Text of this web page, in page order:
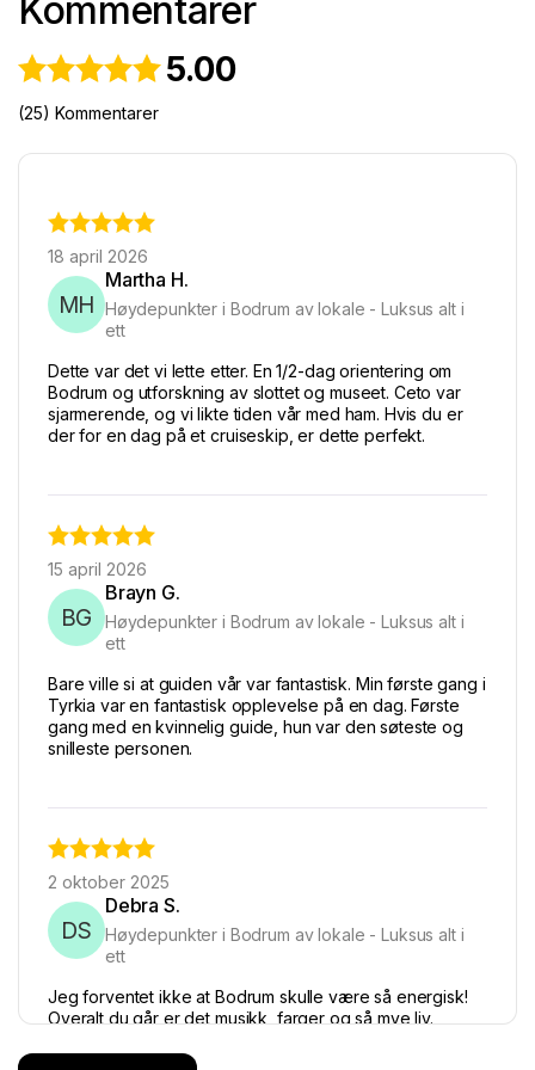
Kommentarer
5.00
(25) Kommentarer
18 april 2026
MH
Martha H.
Høydepunkter i Bodrum av lokale - Luksus alt i
ett
Dette var det vi lette etter. En 1/2-dag orientering om
Bodrum og utforskning av slottet og museet. Ceto var
sjarmerende, og vi likte tiden vår med ham. Hvis du er
der for en dag på et cruiseskip, er dette perfekt.
15 april 2026
BG
Brayn G.
Høydepunkter i Bodrum av lokale - Luksus alt i
ett
Bare ville si at guiden vår var fantastisk. Min første gang i
Tyrkia var en fantastisk opplevelse på en dag. Første
gang med en kvinnelig guide, hun var den søteste og
snilleste personen.
2 oktober 2025
DS
Debra S.
Høydepunkter i Bodrum av lokale - Luksus alt i
ett
Jeg forventet ikke at Bodrum skulle være så energisk!
Overalt du går er det musikk, farger og så mye liv.
byen - vi følte den. Guider var morsomme, gruppen var